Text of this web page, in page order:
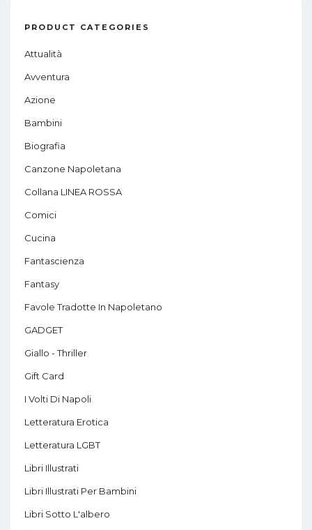
PRODUCT CATEGORIES
Attualità
Avventura
Azione
Bambini
Biografia
Canzone Napoletana
Collana LINEA ROSSA
Comici
Cucina
Fantascienza
Fantasy
Favole Tradotte In Napoletano
GADGET
Giallo - Thriller
Gift Card
I Volti Di Napoli
Letteratura Erotica
Letteratura LGBT
Libri Illustrati
Libri Illustrati Per Bambini
Libri Sotto L'albero